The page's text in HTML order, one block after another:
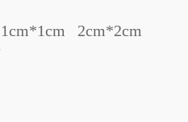
1cm*1cm 2cm*2cm